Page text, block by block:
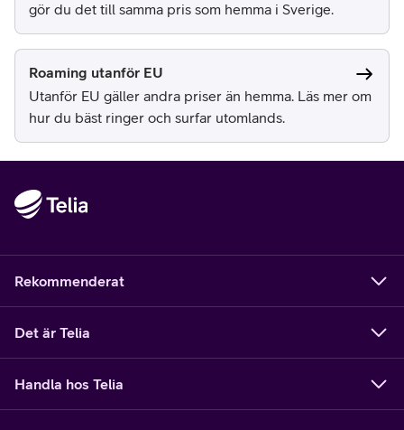
gör du det till samma pris som hemma i Sverige.
Roaming utanför EU
Utanför EU gäller andra priser än hemma. Läs mer om
hur du bäst ringer och surfar utomlands.
Rekommenderat
Det är Telia
Handla hos Telia